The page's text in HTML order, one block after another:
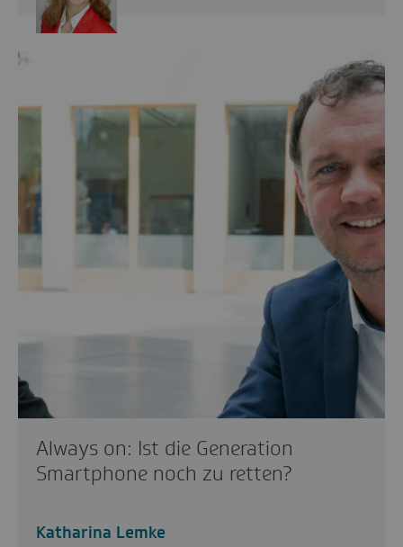
Always on: Ist die Generation
Smartphone noch zu retten?
Katharina Lemke